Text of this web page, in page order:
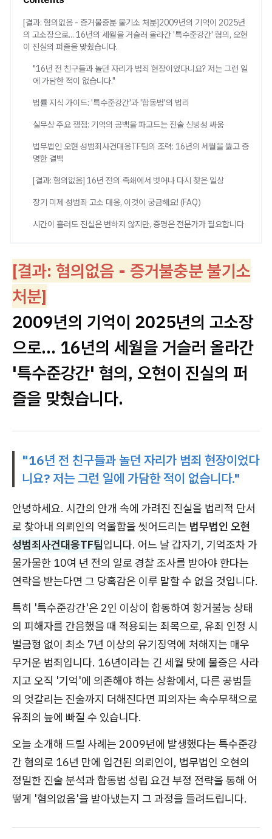
[결과: 혐의없음 - 증거불충분 불기소 처분]2009년의 기억이 2025년
의 고소장으로... 16년의 세월을 거슬러 올라간 '특수준강간' 혐의, 오현
이 진실의 퍼즐을 맞췄습니다.
"16년 전 친구들과 놀던 자리가 범죄 현장이었다니요? 저는 그런 일
에 가담한 적이 없습니다."
법률 지식 가이드: '특수준강간'과 '합동범'의 법리
실무상 주요 쟁점: 기억의 공백을 파고드는 진술 신빙성 싸움
법무법인 오현 성범죄사건대응TF팀의 조력: 16년의 세월을 뚫고 증
명한 결백
[결과: 혐의없음] 16년 전의 족쇄에서 벗어나 다시 찾은 일상
장기 미제 성범죄 고소 대응, 이것이 궁금해요! (FAQ)
시간이 흘러도 진실은 변하지 않지만, 증명은 전문가가 필요합니다
[결과: 혐의없음 - 증거불충분 불기소
처분]
2009년의 기억이 2025년의 고소장
으로... 16년의 세월을 거슬러 올라간
'특수준강간' 혐의, 오현이 진실의 퍼
즐을 맞췄습니다.
"16년 전 친구들과 놀던 자리가 범죄 현장이었다
니요? 저는 그런 일에 가담한 적이 없습니다."
안녕하세요. 시간의 안개 속에 가려진 진실을 법리적 단서
로 찾아내 의뢰인의 억울함을 씻어드리는 법무법인 오현
성범죄사건대응TF팀입니다. 어느 날 갑자기, 기억조차 가
물가물한 10여 년 전의 일로 경찰 조사를 받아야 한다는
연락을 받는다면 그 당혹감은 이루 말할 수 없을 것입니다.
특히 '특수준강간'은 2인 이상이 합동하여 항거불능 상태
의 피해자를 간음했을 때 적용되는 죄목으로, 유죄 인정 시
벌금형 없이 최소 7년 이상의 유기징역에 처해지는 매우
무거운 범죄입니다. 16년이라는 긴 세월 탓에 물증은 사라
지고 오직 '기억'에 의존해야 하는 상황에서, 다른 공범들
의 엇갈리는 진술까지 더해진다면 피의자는 속수무책으로
유죄의 늪에 빠질 수 있습니다.
오늘 소개해 드릴 사례는 2009년에 발생했다는 특수준강
간 혐의로 16년 만에 입건된 의뢰인이, 법무법인 오현의
정밀한 진술 분석과 합동범 성립 요건 부정 전략을 통해 어
떻게 '혐의없음'을 받아냈는지 그 과정을 들려드립니다.